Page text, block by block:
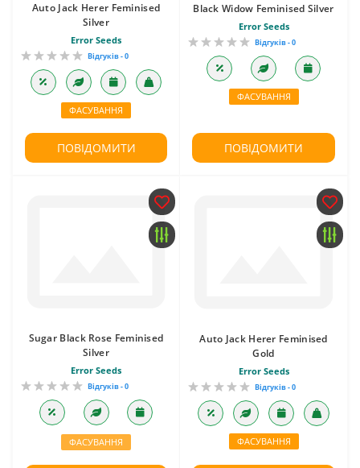
Auto Jack Herer Feminised
Silver
Error Seeds
Відгуків - 0
ФАСУВАННЯ
ПОВІДОМИТИ
Black Widow Feminised Silver
Error Seeds
Відгуків - 0
ФАСУВАННЯ
ПОВІДОМИТИ
Sugar Black Rose Feminised
Silver
Error Seeds
Відгуків - 0
ФАСУВАННЯ
Auto Jack Herer Feminised
Gold
Error Seeds
Відгуків - 0
ФАСУВАННЯ